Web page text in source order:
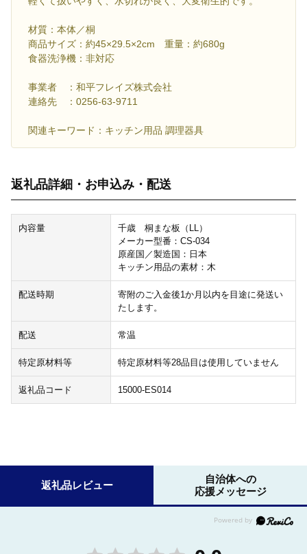
材質：本体／桐
商品サイズ：約45×29.5×2cm 重量：約680g
食器洗浄機：非対応
事業者 ：和平フレイズ株式会社
連絡先 ：0256-63-9711
関連キーワード：キッチン用品 調理器具
返礼品詳細・お申込み・配送
内容量
千歳 桐まな板（LL）
メーカー型番：CS-034
原産国／製造国：日本
キッチン用品の素材：木
配送時期
寄附のご入金後1か月以内を目途に発送い
たします。
配送 常温
特定原材料等 特定原材料等28品目は使用していません
返礼品コード 15000-ES014
返礼品レビュー
自治体への
応援メッセージ